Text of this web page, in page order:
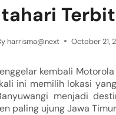
harrisma@next October 21,
kembali
ini memilih lokasi
menjadi
paling ujung Jawa